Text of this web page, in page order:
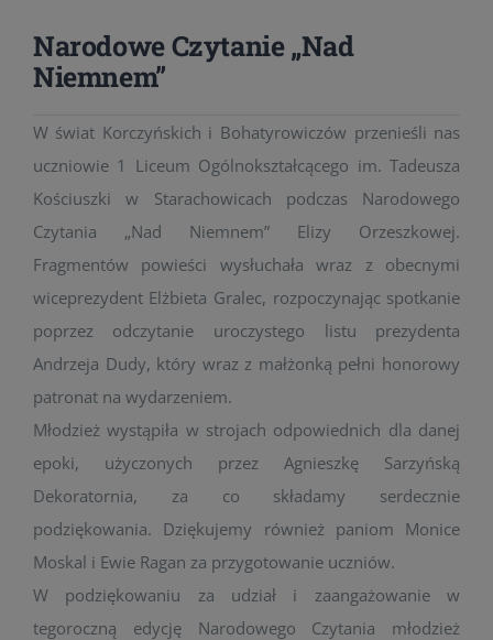
Narodowe Czytanie „Nad
Niemnem”
W świat Korczyńskich i Bohatyrowiczów przenieśli nas
uczniowie 1 Liceum Ogólnokształcącego im. Tadeusza
Kościuszki w Starachowicach podczas Narodowego
Czytania „Nad Niemnem” Elizy Orzeszkowej.
Fragmentów powieści wysłuchała wraz z obecnymi
wiceprezydent Elżbieta Gralec, rozpoczynając spotkanie
poprzez odczytanie uroczystego listu prezydenta
Andrzeja Dudy, który wraz z małżonką pełni honorowy
patronat na wydarzeniem.
Młodzież wystąpiła w strojach odpowiednich dla danej
epoki, użyczonych przez Agnieszkę Sarzyńską
Dekoratornia, za co składamy serdecznie
podziękowania. Dziękujemy również paniom Monice
Moskal i Ewie Ragan za przygotowanie uczniów.
W podziękowaniu za udział i zaangażowanie w
tegoroczną edycję Narodowego Czytania młodzież